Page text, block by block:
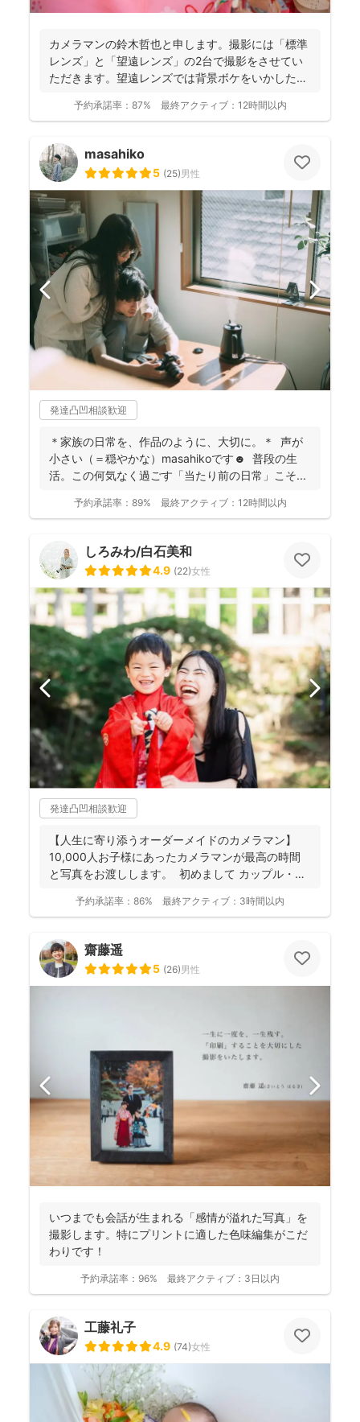
カメラマンの鈴木哲也と申します。撮影には「標準
レンズ」と「望遠レンズ」の2台で撮影をさせてい
ただきます。望遠レンズでは背景ボケをいかしたお
予約承諾率： 87% 最終アクティブ： 12時間以内
masahiko
5 (25)男性
発達凸凹相談歓迎
＊家族の日常を、作品のように、大切に。＊ 声が
小さい（＝穏やかな）masahikoです☻ 普段の生
活。この何気なく過ごす「当たり前の日常」こそ...
予約承諾率： 89% 最終アクティブ： 12時間以内
しろみわ/白石美和
4.9 (22)女性
発達凸凹相談歓迎
【人生に寄り添うオーダーメイドのカメラマン】
10,000人お子様にあったカメラマンが最高の時間
と写真をお渡しします。 初めまして カップル・
予約承諾率： 86% 最終アクティブ： 3時間以内
齋藤遥
5 (26)男性
いつまでも会話が生まれる「感情が溢れた写真」を
撮影します。特にプリントに適した色味編集がこだ
わりです！
予約承諾率： 96% 最終アクティブ： 3日以内
工藤礼子
4.9 (74)女性